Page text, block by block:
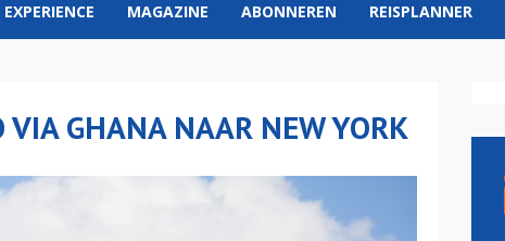
EXPERIENCE MAGAZINE ABONNEREN REISPLANNER
GHANA NAAR NEW YORK